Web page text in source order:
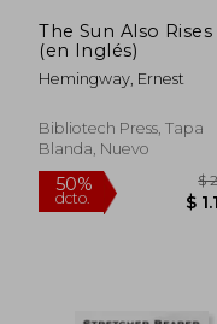
The Sun Also Rises
(en Inglés)
Hemingway, Ernest
Bibliotech Press, Tapa
Blanda, Nuevo